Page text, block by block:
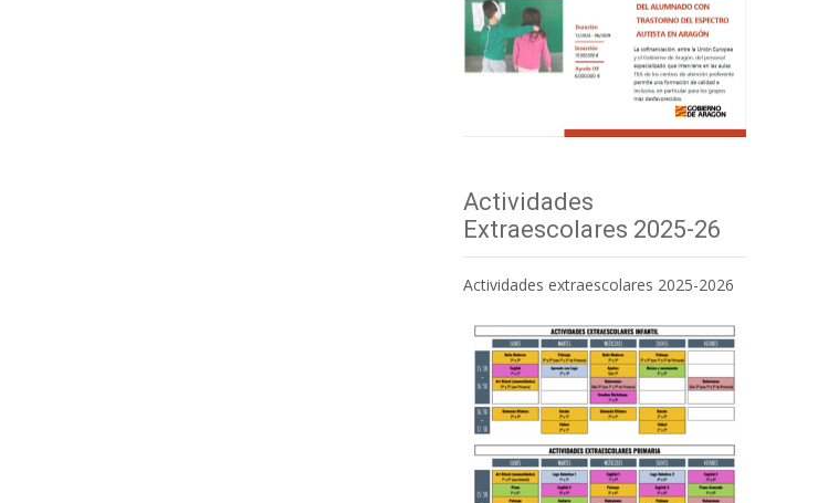
Actividades
Extraescolares 2025-26
Actividades extraescolares 2025-2026